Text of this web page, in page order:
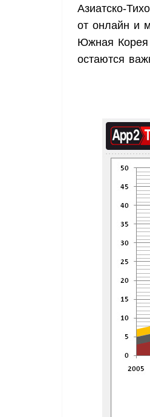
Азиатско-
от онлайн и
Южная Корея
остаются